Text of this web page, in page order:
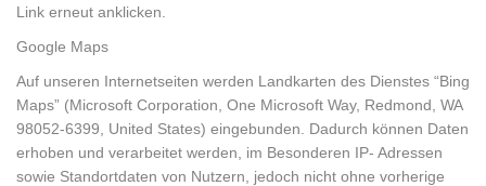
Link erneut anklicken.
Google Maps
Auf unseren Internetseiten werden Landkarten des Dienstes “Bing
Maps” (Microsoft Corporation, One Microsoft Way, Redmond, WA
98052-6399, United States) eingebunden. Dadurch können Daten
erhoben und verarbeitet werden, im Besonderen IP- Adressen
sowie Standortdaten von Nutzern, jedoch nicht ohne vorherige